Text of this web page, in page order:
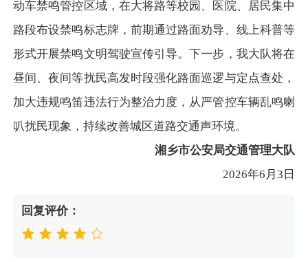
动车禁鸣管控区域，在大将路等校园、医院、居民集中
路段布设禁鸣标志牌，前期通过路面劝导、线上科普等
形式开展禁鸣文明驾驶宣传引导。下一步，我大队将在
昼间、夜间等扰民高发时段强化路面巡逻与定点查处，
加大违规鸣笛违法行为整治力度，从严管控车辆乱鸣喇
叭扰民现象，持续改善城区道路交通声环境。
湘乡市公安局交通管理大队
2026年6月3日
回复评价：